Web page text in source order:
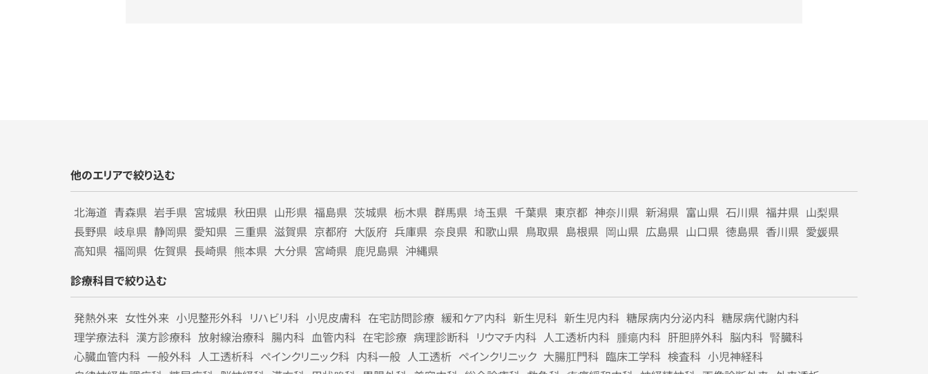
他のエリアで絞り込む
北海道 青森県 岩手県 宮城県 秋田県 山形県 福島県 茨城県 栃木県 群馬県 埼玉県 千葉県 東京都 神奈川県 新潟県 富山県 石川県 福井県 山梨県
長野県 岐阜県 静岡県 愛知県 三重県 滋賀県 京都府 大阪府 兵庫県 奈良県 和歌山県 鳥取県 島根県 岡山県 広島県 山口県 徳島県 香川県 愛媛県
高知県 福岡県 佐賀県 長崎県 熊本県 大分県 宮崎県 鹿児島県 沖縄県
診療科目で絞り込む
発熱外来 女性外来 小児整形外科 リハビリ科 小児皮膚科 在宅訪問診療 緩和ケア内科 新生児科 新生児内科 糖尿病内分泌内科 糖尿病代謝内科
理学療法科 漢方診療科 放射線治療科 腸内科 血管内科 在宅診療 病理診断科 リウマチ内科 人工透析内科 腫瘍内科 肝胆膵外科 脳内科 腎臓科
心臓血管内科 一般外科 人工透析科 ペインクリニック科 内科一般 人工透析 ペインクリニック 大腸肛門科 臨床工学科 検査科 小児神経科